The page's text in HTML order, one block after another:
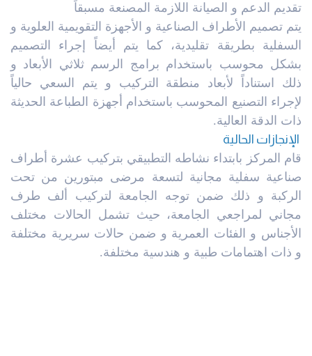
تقديم الدعم و الصيانة اللازمة المصنعة مسبقاً
يتم تصميم الأطراف الصناعية و الأجهزة التقويمية العلوية و
السفلية بطريقة تقليدية، كما يتم أيضاً إجراء التصميم
بشكل محوسب باستخدام برامج الرسم ثلاثي الأبعاد و
ذلك استناداً لأبعاد منطقة التركيب و يتم السعي حالياً
لإجراء التصنيع المحوسب باستخدام أجهزة الطباعة الحديثة
ذات الدقة العالية.
الإنجازات الحالية
قام المركز بابتداء نشاطه التطبيقي بتركيب عشرة أطراف
صناعية سفلية مجانية لتسعة مرضى مبتورين من تحت
الركبة و ذلك ضمن توجه الجامعة لتركيب ألف طرف
مجاني لمراجعي الجامعة، حيث تشمل الحالات مختلف
الأجناس و الفئات العمرية و ضمن حالات سريرية مختلفة
و ذات اهتمامات طبية و هندسية مختلفة.